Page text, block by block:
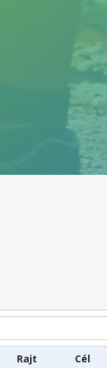
Rajt
Cél